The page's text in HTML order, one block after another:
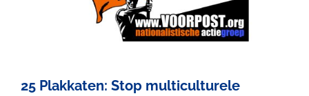
25 Plakkaten: Stop multiculturele